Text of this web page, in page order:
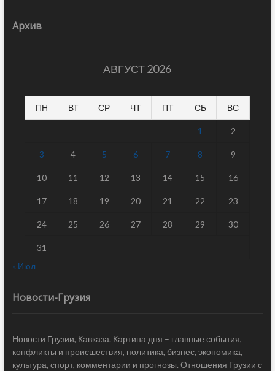
Архив
АВГУСТ 2026
ПН ВТ СР ЧТ ПТ СБ ВС
1 2
3 4 5 6 7 8 9
10 11 12 13 14 15 16
17 18 19 20 21 22 23
24 25 26 27 28 29 30
31
« Июл
Новости-Грузия
Новости Грузии, Кавказа. Картина дня – главные события,
конфликты и происшествия, политика, бизнес, экономика,
культура, спорт, комментарии и прогнозы. Отношения Грузии с